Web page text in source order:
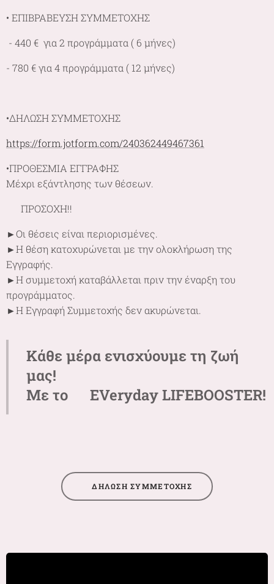
• ΕΠΙΒΡΑΒΕΥΣΗ ΣΥΜΜΕΤΟΧΗΣ
- 440 € για 2 προγράμματα ( 6 μήνες)
- 780 € για 4 προγράμματα ( 12 μήνες)
•ΔΗΛΩΣΗ ΣΥΜΜΕΤΟΧΗΣ
https://form.jotform.com/240362449467361
•ΠΡΟΘΕΣΜΙΑ ΕΓΓΡΑΦΗΣ
Μέχρι εξάντλησης των θέσεων.
❗ ΠΡΟΣΟΧΗ!!
►Οι θέσεις είναι περιορισμένες.
►Η θέση κατοχυρώνεται με την ολοκλήρωση της
Εγγραφής.
►Η συμμετοχή καταβάλλεται πριν την έναρξη του
προγράμματος.
►Η Εγγραφή Συμμετοχής δεν ακυρώνεται.
Κάθε μέρα ενισχύουμε τη ζωή
μας!
Με το 🌷EVeryday LIFEBOOSTER!
🌷ΔΗΛΩΣΗ ΣΥΜΜΕΤΟΧΗΣ